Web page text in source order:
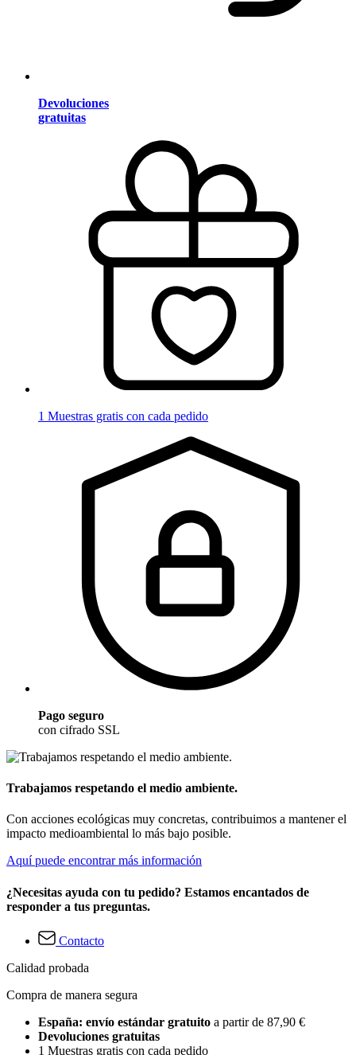
Devoluciones
gratuitas
1 Muestras gratis con cada pedido
Pago seguro
con cifrado SSL
Trabajamos respetando el medio ambiente.
Con acciones ecológicas muy concretas, contribuimos a mantener el
impacto medioambiental lo más bajo posible.
Aquí puede encontrar más información
¿Necesitas ayuda con tu pedido? Estamos encantados de
responder a tus preguntas.
Contacto
Calidad probada
Compra de manera segura
España: envío estándar gratuito a partir de 87,90 €
Devoluciones gratuitas
1 Muestras gratis con cada pedido